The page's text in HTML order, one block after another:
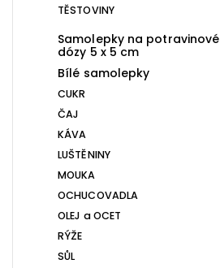
TĚSTOVINY
Samolepky na potravinové
dózy 5 x 5 cm
Bílé samolepky
CUKR
ČAJ
KÁVA
LUŠTĚNINY
MOUKA
OCHUCOVADLA
OLEJ a OCET
RÝŽE
SŮL